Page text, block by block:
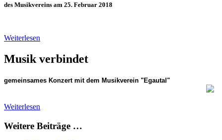
des Musikvereins am 25. Februar 2018
Weiterlesen
Musik verbindet
gemeinsames Konzert mit dem Musikverein "Egautal"
Weiterlesen
Weitere Beiträge …